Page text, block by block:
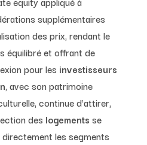
supplémentaires
des prix, rendant le
équilibré et offrant de
pour les investisseurs
, avec son patrimoine
continue d’attirer,
des logements se
les segments